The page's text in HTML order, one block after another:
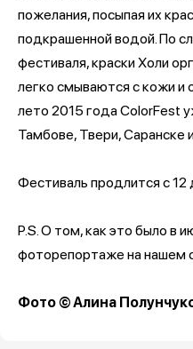
пожелания, посыпая их
подкрашенной водой. По
фестиваля, краски Холи
легко смываются с кожи
лето 2015 года ColorFest
Тамбове, Твери, Саранске
Фестиваль продлится с 12
P.S. О том, как это было в
фоторепортаже на нашем
Фото © Алина